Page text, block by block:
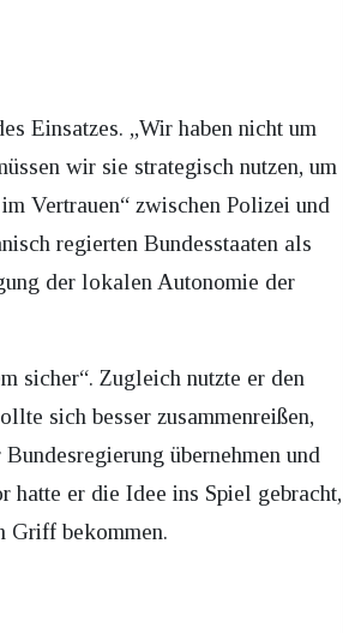
Einsatzes. „Wir haben nicht um
wir sie strategisch nutzen, um
Vertrauen“ zwischen Polizei und
regierten Bundesstaaten als
der lokalen Autonomie der
sicher“. Zugleich nutzte er den
sich besser zusammenreißen,
übernehmen und
hatte er die Idee ins Spiel gebracht,
Griff bekommen.